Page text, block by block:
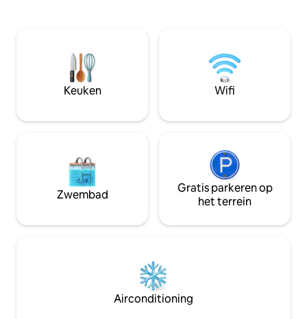
Museum of History, het Museum of
Nature, het klooster van St. John (alle 2-
5 minuten lopen)
bewaakte parkeerplaats •
en alles wat je
perfect verblijf
Keuken Wifi
Zwembad
Gratis parkeren op
het terrein
Airconditioning